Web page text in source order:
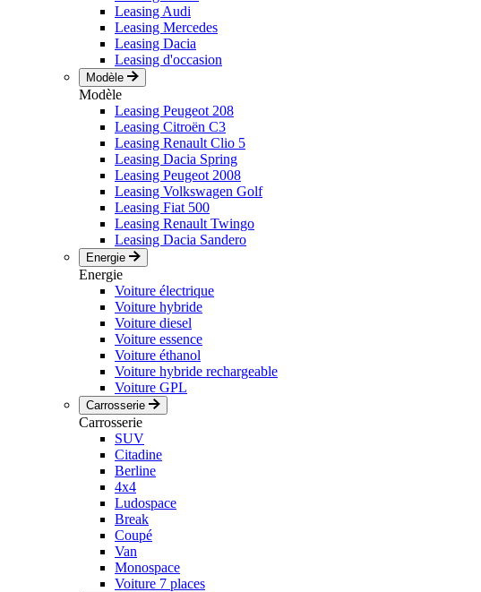
Leasing Audi
Leasing Mercedes
Leasing Dacia
Leasing d'occasion
Modèle
Modèle
Leasing Peugeot 208
Leasing Citroën C3
Leasing Renault Clio 5
Leasing Dacia Spring
Leasing Peugeot 2008
Leasing Volkswagen Golf
Leasing Fiat 500
Leasing Renault Twingo
Leasing Dacia Sandero
Energie
Energie
Voiture électrique
Voiture hybride
Voiture diesel
Voiture essence
Voiture éthanol
Voiture hybride rechargeable
Voiture GPL
Carrosserie
Carrosserie
SUV
Citadine
Berline
4x4
Ludospace
Break
Coupé
Van
Monospace
Voiture 7 places